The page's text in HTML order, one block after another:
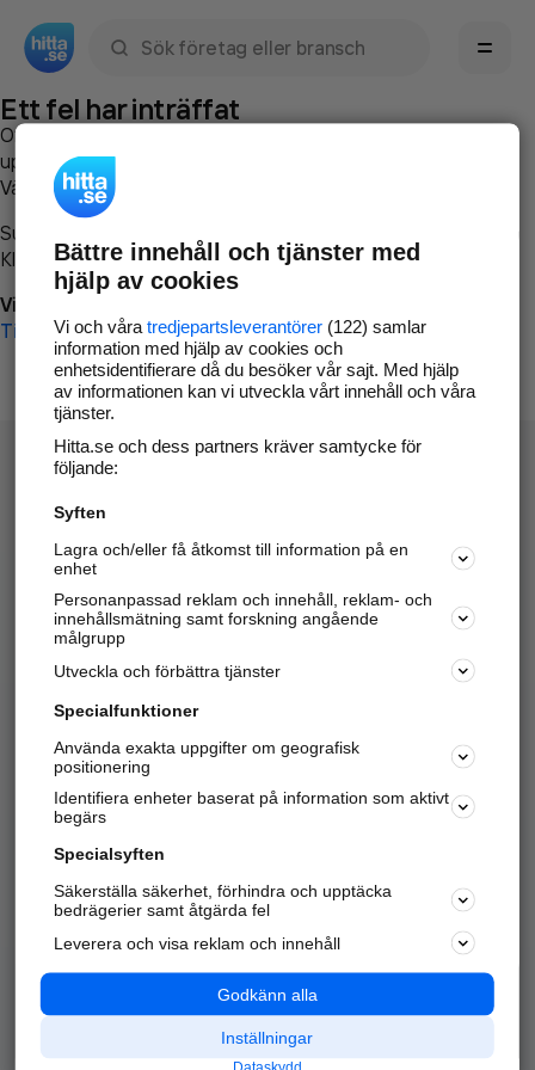
Ett fel har inträffat
Om du vill kan du
uppstod så att vi lättare och snabbare kan avhjälpa det.
Vänligen försök med följande:
Surfa till
Klicka påTillbaka-knappen i webbläsaren och försök igen
Vi beklagar besväret!
Till startsidan
Hitta.se - Gratis nummerupplysning.
Sök företag, personer och platser.
Hitta telefonnummer, adresser, företagsinfo mm.
Marknadsför företaget
Kom igång och annonsera mot
samarbetspartners nära dig.
Alla kategorier
Populära sökningar
API & Kartor
Annonsera
Integritet
Nödnummer
Bättre innehåll och tjänster med
hjälp av cookies
Vi och våra tredjepartsleverantörer(122) samlar
information med hjälp av cookies och
enhetsidentifierare då du besöker vår sajt. Med hjälp
av informationen kan vi utveckla vårt innehåll och våra
tjänster.
Hitta.se och dess partners kräver samtycke för
följande:
Syften
Lagra och/eller få åtkomst till information på en
enhet
Personanpassad reklam och innehåll, reklam- och
innehållsmätning samt forskning angående
målgrupp
Utveckla och förbättra tjänster
Specialfunktioner
Använda exakta uppgifter om geografisk
positionering
Identifiera enheter baserat på information som aktivt
begärs
Specialsyften
Säkerställa säkerhet, förhindra och upptäcka
bedrägerier samt åtgärda fel
Leverera och visa reklam och innehåll
Godkänn alla
Inställningar
Dataskydd